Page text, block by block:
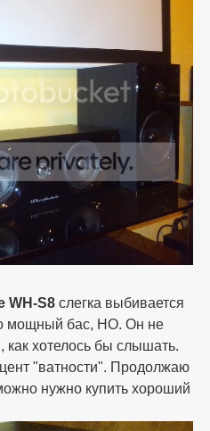
WH-S8 слегка выбивается
мощный бас, НО. Он не
как хотелось бы слышать.
"ватности". Продолжаю
нужно купить хороший